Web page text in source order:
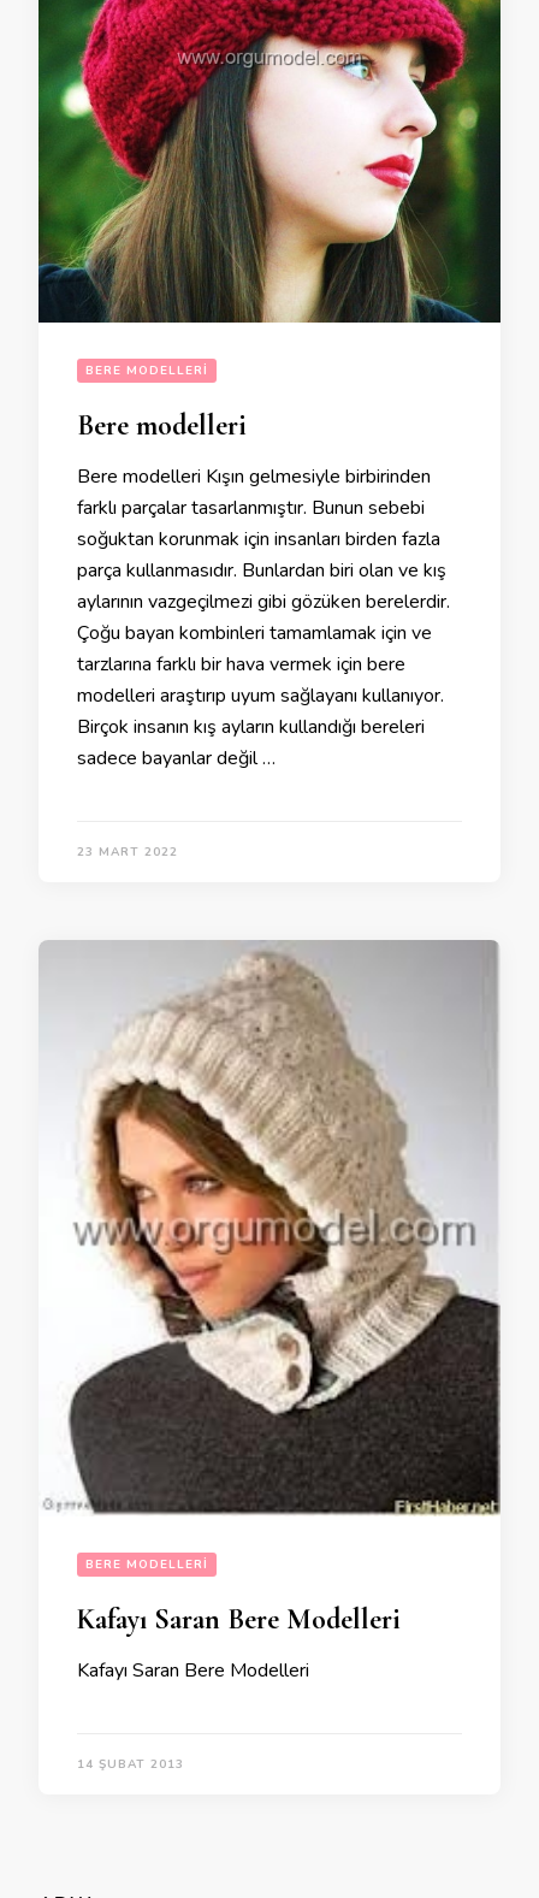
BERE MODELLERI
Bere modelleri
Bere modelleri Kışın gelmesiyle birbirinden
farklı parçalar tasarlanmıştır. Bunun sebebi
soğuktan korunmak için insanları birden fazla
parça kullanmasıdır. Bunlardan biri olan ve kış
aylarının vazgeçilmezi gibi gözüken berelerdir.
Çoğu bayan kombinleri tamamlamak için ve
tarzlarına farklı bir hava vermek için bere
modelleri araştırıp uyum sağlayanı kullanıyor.
Birçok insanın kış ayların kullandığı bereleri
sadece bayanlar değil …
23 MART 2022
BERE MODELLERI
Kafayı Saran Bere Modelleri
Kafayı Saran Bere Modelleri
14 ŞUBAT 2013